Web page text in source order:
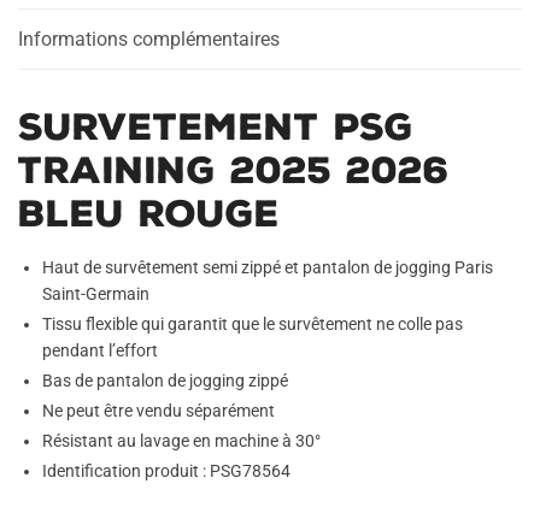
Informations complémentaires
Survetement PSG
Training 2025 2026
Bleu Rouge
Haut de survêtement semi zippé et pantalon de jogging Paris
Saint-Germain
Tissu flexible qui garantit que le survêtement ne colle pas
pendant l’effort
Bas de pantalon de jogging zippé
Ne peut être vendu séparément
Résistant au lavage en machine à 30°
Identification produit : PSG78564